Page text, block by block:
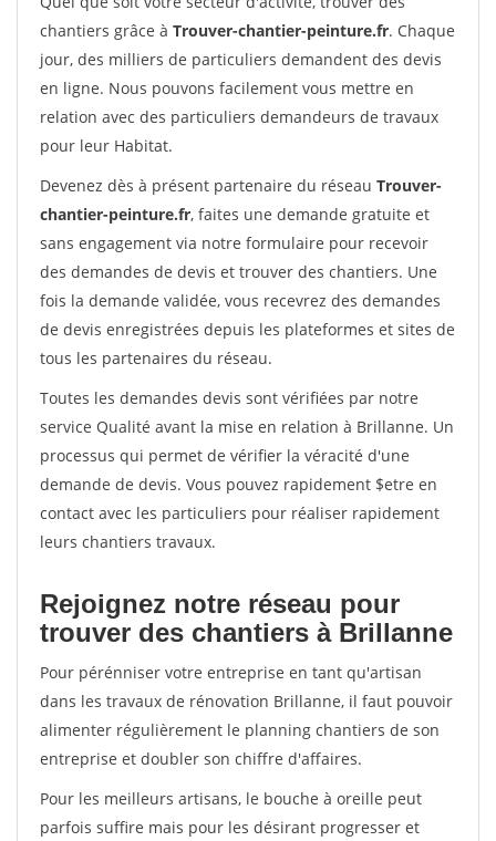
chantiers grâce à Trouver-chantier-peinture.fr. Chaque
jour, des milliers de particuliers demandent des devis
en ligne. Nous pouvons facilement vous mettre en
relation avec des particuliers demandeurs de travaux
pour leur Habitat.
Devenez dès à présent partenaire du réseau Trouver-
chantier-peinture.fr, faites une demande gratuite et
sans engagement via notre formulaire pour recevoir
des demandes de devis et trouver des chantiers. Une
fois la demande validée, vous recevrez des demandes
de devis enregistrées depuis les plateformes et sites de
tous les partenaires du réseau.
Toutes les demandes devis sont vérifiées par notre
service Qualité avant la mise en relation à Brillanne. Un
processus qui permet de vérifier la véracité d'une
demande de devis. Vous pouvez rapidement $etre en
contact avec les particuliers pour réaliser rapidement
leurs chantiers travaux.
Rejoignez notre réseau pour
trouver des chantiers à Brillanne
Pour pérénniser votre entreprise en tant qu'artisan
dans les travaux de rénovation Brillanne, il faut pouvoir
alimenter régulièrement le planning chantiers de son
entreprise et doubler son chiffre d'affaires.
Pour les meilleurs artisans, le bouche à oreille peut
parfois suffire mais pour les désirant progresser et